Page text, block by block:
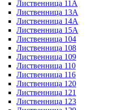
Лиственница 11А
Лиственница 13А
Лиственница 14А
Лиственница 15А
Лиственница 104
Лиственница 108
Лиственница 109
Лиственница 110
Лиственница 116
Лиственница 120
Лиственница 121
Лиственница 123